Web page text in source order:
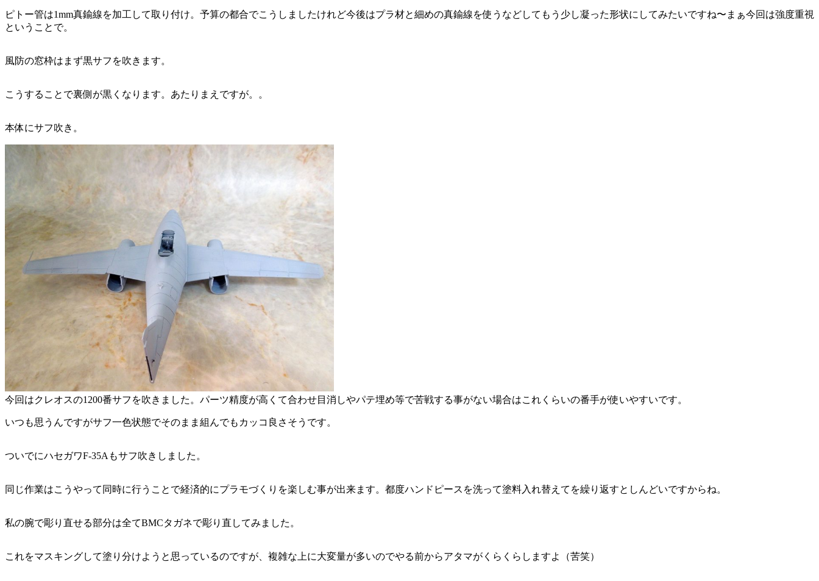
ピトー管は1mm真鍮線を加工して取り付け。予算の都合でこうしましたけれど今後はプラ材と細めの真鍮線を使うなどしてもう少し凝った形状にしてみたいですね〜まぁ今回は強度重視
ということで。
風防の窓枠はまず黒サフを吹きます。
こうすることで裏側が黒くなります。あたりまえですが。。
本体にサフ吹き。
今回はクレオスの1200番サフを吹きました。パーツ精度が高くて合わせ目消しやパテ埋め等で苦戦する事がない場合はこれくらいの番手が使いやすいです。
いつも思うんですがサフ一色状態でそのまま組んでもカッコ良さそうです。
ついでにハセガワF-35Aもサフ吹きしました。
同じ作業はこうやって同時に行うことで経済的にプラモづくりを楽しむ事が出来ます。都度ハンドピースを洗って塗料入れ替えてを繰り返すとしんどいですからね。
私の腕で彫り直せる部分は全てBMCタガネで彫り直してみました。
これをマスキングして塗り分けようと思っているのですが、複雑な上に大変量が多いのでやる前からアタマがくらくらしますよ（苦笑）